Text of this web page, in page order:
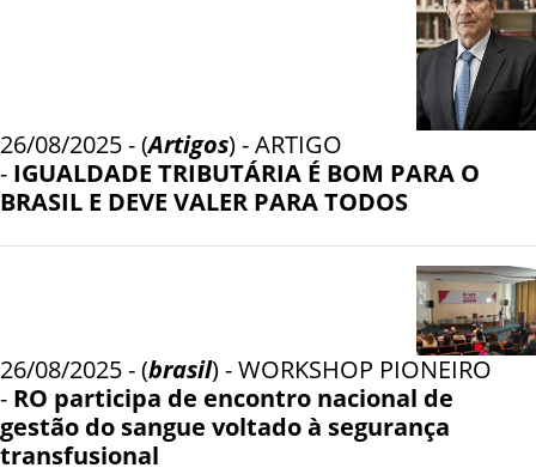
26/08/2025 - (Artigos) - ARTIGO
- IGUALDADE TRIBUTÁRIA É BOM PARA O
BRASIL E DEVE VALER PARA TODOS
26/08/2025 - (brasil) - WORKSHOP PIONEIRO
- RO participa de encontro nacional de
gestão do sangue voltado à segurança
transfusional